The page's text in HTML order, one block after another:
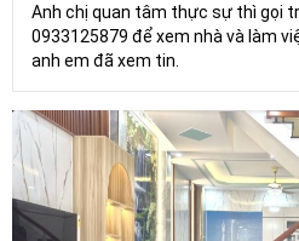
Anh chị quan tâm thực sự thì gọi
0933125879 để xem nhà và làm
anh em đã xem tin.